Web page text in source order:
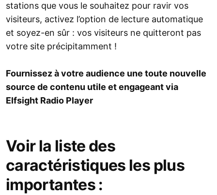
stations que vous le souhaitez pour ravir vos
visiteurs, activez l’option de lecture automatique
et soyez-en sûr : vos visiteurs ne quitteront pas
votre site précipitamment !
Fournissez à votre audience une toute nouvelle
source de contenu utile et engageant via
Elfsight Radio Player
Voir la liste des
caractéristiques les plus
importantes :